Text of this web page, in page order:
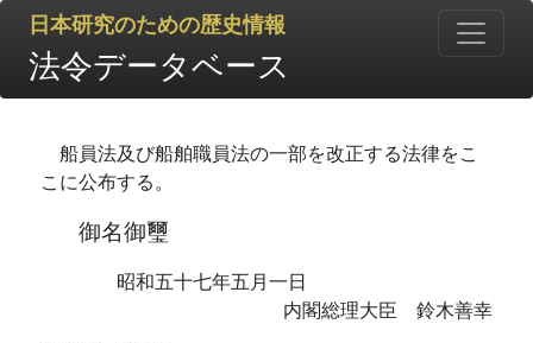
日本研究のための歴史情報
法令データベース
船員法及び船舶職員法の一部を改正する法律をこ
こに公布する。
御名御璽
昭和五十七年五月一日
内閣総理大臣 鈴木善幸